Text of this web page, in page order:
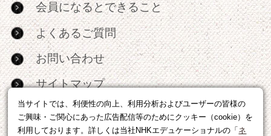
当サイトでは、利便性の向上、利用分析およびユーザーの皆様の
ご興味・ご関心にあった広告配信等のためにクッキー（cookie）を
利用しております。詳しくは当社NHKエデュケーショナルの「 ネ
会員になるとできること
よくあるご質問
お問い合わせ
サイトマップ
RSS